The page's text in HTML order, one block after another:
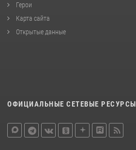
Герои
Карта сайта
Открытые данные
ОФИЦИАЛЬНЫЕ СЕТЕВЫЕ РЕСУРСЫ